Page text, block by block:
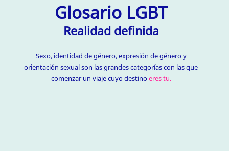
Glosario LGBT
Realidad definida
Sexo, identidad de género, expresión de género y
orientación sexual son las grandes categorías con las que
comenzar un viaje cuyo destinoeres tu.